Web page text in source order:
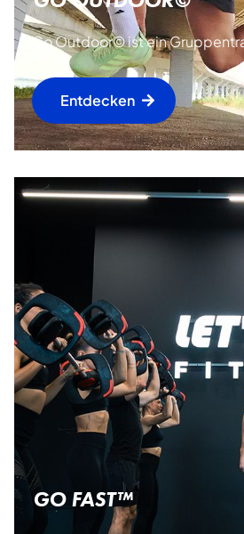
Go Outdoor© ist ein
Entdecken
GO FAST™